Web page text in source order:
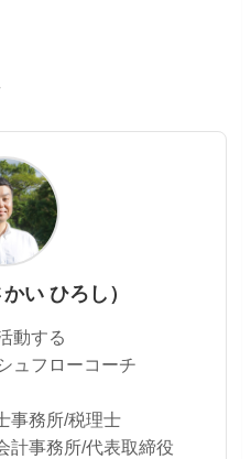
い ひろし）
動する
ュフローコーチ
事務所/税理士
計事務所/代表取締役